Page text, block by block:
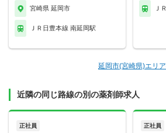
宮崎県 延岡市
ＪＲ日豊本線 南延岡駅
Ｊ
延岡市(宮崎県)エリ
近隣の同じ路線の別の薬剤師求人
正社員 正社員